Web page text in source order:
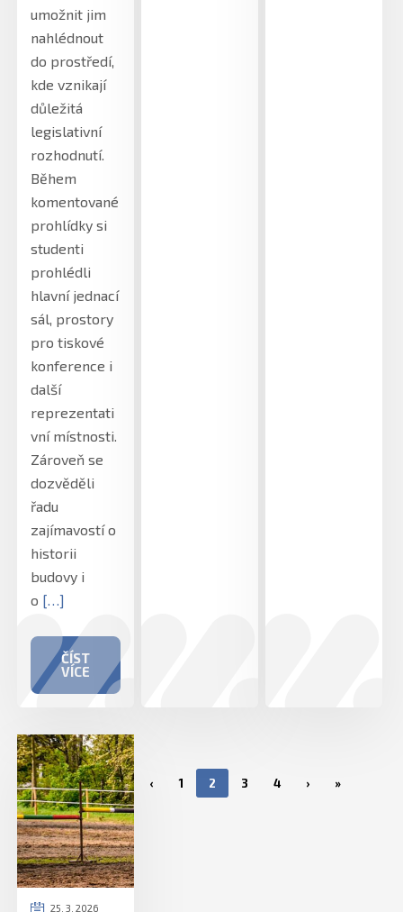
umožnit jim
nahlédnout
do prostředí,
kde vznikají
důležitá
legislativní
rozhodnutí.
Během
komentované
prohlídky si
studenti
prohlédli
hlavní jednací
sál, prostory
pro tiskové
konference i
další
reprezentati
vní místnosti.
Zároveň se
dozvěděli
řadu
zajímavostí o
historii
budovy i
o […]
ČÍST
VÍCE
25. 3. 2026
‹ 1 2 3 4 › »